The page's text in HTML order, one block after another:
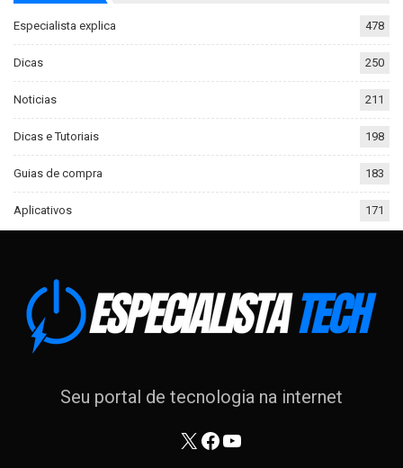
Especialista explica 478
Dicas 250
Noticias 211
Dicas e Tutoriais 198
Guias de compra 183
Aplicativos 171
Seu portal de tecnologia na internet
X Facebook
Youtube